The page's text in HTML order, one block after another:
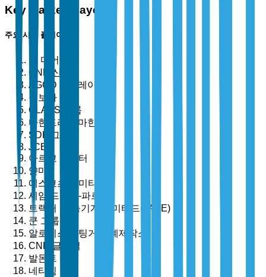
Key Market Players
주요 시장 플레이어
존 디어
CNH 산업
AGCO 코퍼레이션
구보다
CLAAS 그룹
마힌드라 & 마힌드라
SDF 그룹
JCB
아르고 트랙터
얀마
에스코츠 리미티드
세임 드이츠-파르
트랙터 및 농기계 리미티드(TAFE)
쿤 그룹
알로이스 포팅거 기계제작소
CNH 글로벌
발몬트 산업
네타힘